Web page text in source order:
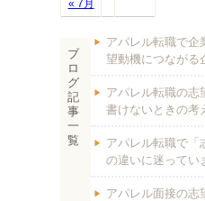
« 7月
ブ
ロ
グ
記
事
一
覧
アパレル転職で企
望動機につながる
アパレル転職の志
書けないときの考
アパレル転職で「
の違いに迷ってい
アパレル面接の志